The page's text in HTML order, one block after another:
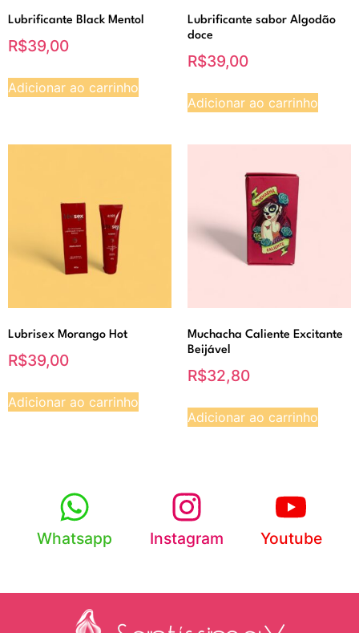
Lubrificante Black Mentol
R$39,00
Adicionar ao carrinho
Lubrificante sabor Algodão
doce
R$39,00
Adicionar ao carrinho
Lubrisex Morango Hot
R$39,00
Adicionar ao carrinho
Muchacha Caliente Excitante
Beijável
R$32,80
Adicionar ao carrinho
Whatsapp Instagram Youtube